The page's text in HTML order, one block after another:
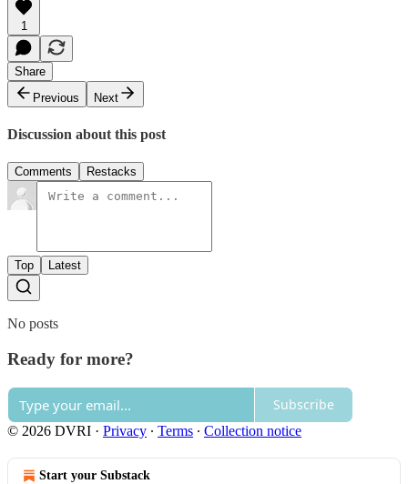
1
Share
Previous
Next
Discussion about this post
Comments Restacks
Top Latest
No posts
Ready for more?
Subscribe
© 2026 DVRI · Privacy ∙ Terms ∙ Collection notice
Start your Substack